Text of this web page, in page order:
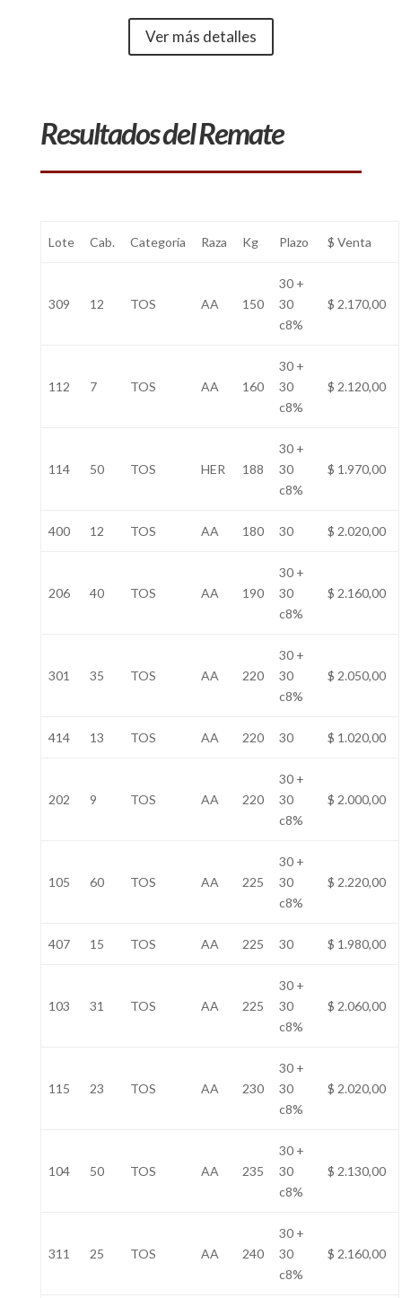
Ver más detalles
Resultados del Remate
Lote Cab. Categoría Raza Kg Plazo $ Venta
309 12 TOS AA 150
30 +
30
c8%
$ 2.170,00
112 7 TOS AA 160
30 +
30
c8%
$ 2.120,00
114 50 TOS HER 188
30 +
30
c8%
$ 1.970,00
400 12 TOS AA 180 30 $ 2.020,00
206 40 TOS AA 190
30 +
30
c8%
$ 2.160,00
301 35 TOS AA 220
30 +
30
c8%
$ 2.050,00
414 13 TOS AA 220 30 $ 1.020,00
202 9 TOS AA 220
30 +
30
c8%
$ 2.000,00
105 60 TOS AA 225
30 +
30
c8%
$ 2.220,00
407 15 TOS AA 225 30 $ 1.980,00
103 31 TOS AA 225
30 +
30
c8%
$ 2.060,00
115 23 TOS AA 230
30 +
30
c8%
$ 2.020,00
104 50 TOS AA 235
30 +
30
c8%
$ 2.130,00
311 25 TOS AA 240
30 +
30
c8%
$ 2.160,00